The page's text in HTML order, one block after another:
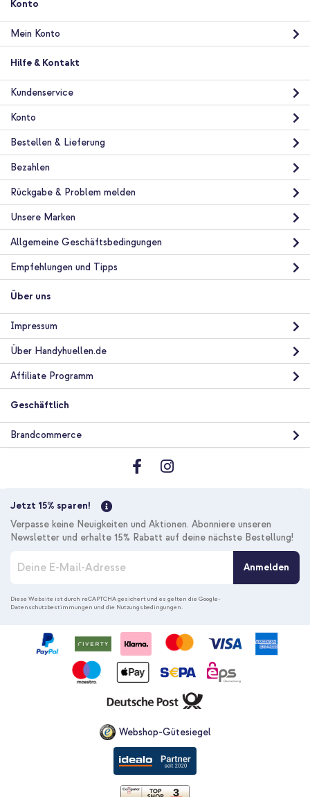
Konto
Mein Konto
Hilfe & Kontakt
Kundenservice
Konto
Bestellen & Lieferung
Bezahlen
Rückgabe & Problem melden
Unsere Marken
Allgemeine Geschäftsbedingungen
Empfehlungen und Tipps
Über uns
Impressum
Über Handyhuellen.de
Affiliate Programm
Geschäftlich
Brandcommerce
Jetzt 15% sparen!
Verpasse keine Neuigkeiten und Aktionen. Abonniere unseren
Newsletter und erhalte 15% Rabatt auf deine nächste Bestellung!
d
e
Anmelden
Diese Website ist durch reCAPTCHA gesichert und es gelten dieGoogle-
Datenschutzbestimmungen und die Nutzungsbedingungen.
Webshop-Gütesiegel